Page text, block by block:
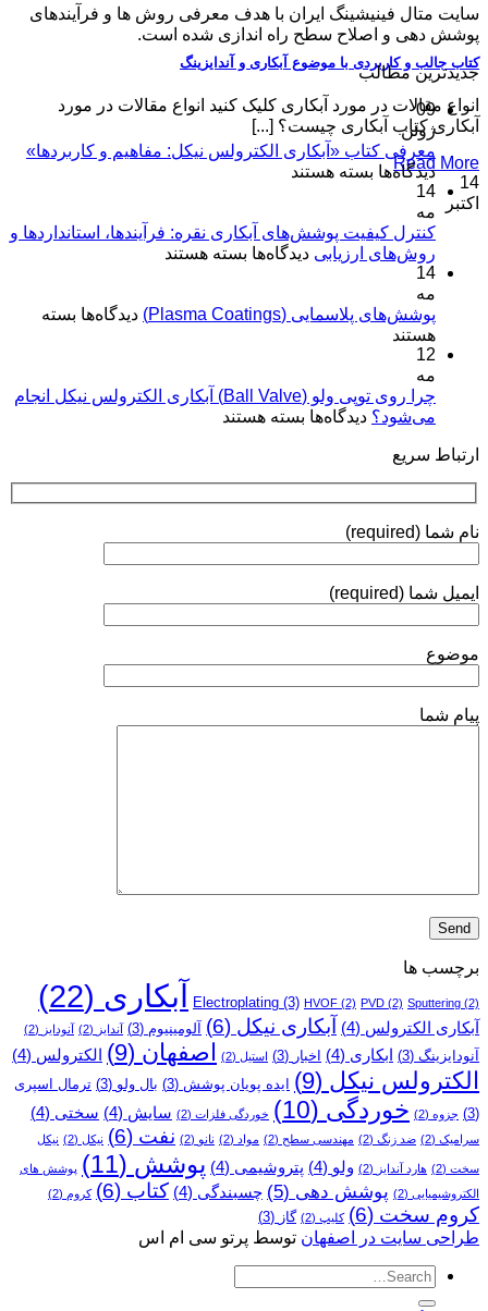
کتاب جالب و کاربردی با موضوع آبکاری و آندایزینگ
انواع مقالات در مورد آبکاری کلیک کنید انواع مقالات در مورد
آبکاری کتاب آبکاری چیست؟ [...]
Read More
14
اکتبر
سایت متال فینیشینگ ایران با هدف معرفی روش ها و فرآیندهای
پوشش دهی و اصلاح سطح راه اندازی شده است.
جدیدترین مطالب
09
ژوئن
معرفی کتاب «آبکاری الکترولس نیکل: مفاهیم و کاربردها»
دیدگاه‌ها برای
«آبکاری
الکترولس
و
بسته هستند
14
مه
کنترل کیفیت پوشش‌های آبکاری نقره: فرآیندها، استانداردها و
روش‌های ارزیابی دیدگاه‌ها برای
پوشش‌های
استانداردها
و
بسته هستند
14
مه
پوشش‌های پلاسمایی (Plasma Coatings)
دیدگاه‌ها برای
Coatings)
بسته
هستند
12
مه
چرا روی توپی‌ ولو (Ball Valve) آبکاری الکترولس نیکل انجام
می‌شود؟ دیدگاه‌ها برای
ولو
نیکل
بسته هستند
ارتباط سریع
نام شما (required)
ایمیل شما (required)
موضوع
پیام شما
برچسب ها
Electroplating (3) HVOF (2) PVD (2) Sputtering (2) آبکاری (22)
آبکاری الکترولس (4) آبکاری نیکل (6) آلومینیوم (3) آندایز (2) آنودایز (2)
آنودایزینگ (3) ابکاری (4) اخبار (3) استیل (2) اصفهان (9) الکترولس (4)
الکترولس نیکل (9) ایده پویان پوشش (3) بال ولو (3)
ترمال اسپری
(3)
جزوه (2) خوردگی (10) خوردگی فلزات (2) سایش (4) سختی (4)
سرامیک (2) ضد زنگ (2) مهندسی سطح (2) مواد (2) نانو (2) نفت (6) نیکل (2) نیکل
سخت (2) هارد آندایز (2) ولو (4) پتروشیمی (4) پوشش (11)
پوشش­ های
الکتروشیمیایی (2) پوشش دهی (5) چسبندگی (4) کتاب (6) کروم (2)
کروم سخت (6) کلیپ (2) گاز (3)
طراحی سایت در اصفهان توسط پرتو سی ام اس